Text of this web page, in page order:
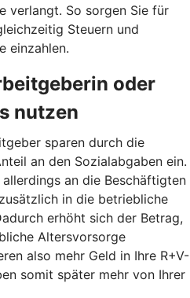
verlangt. So sorgen Sie für
Steuern und
einzahlen.
oder
nutzen
sparen durch die
an den Sozialabgaben ein.
an die Beschäftigten
in die betriebliche
erhöht sich der Betrag,
Altersvorsorge
also mehr Geld in Ihre R+V-
somit später mehr von Ihrer